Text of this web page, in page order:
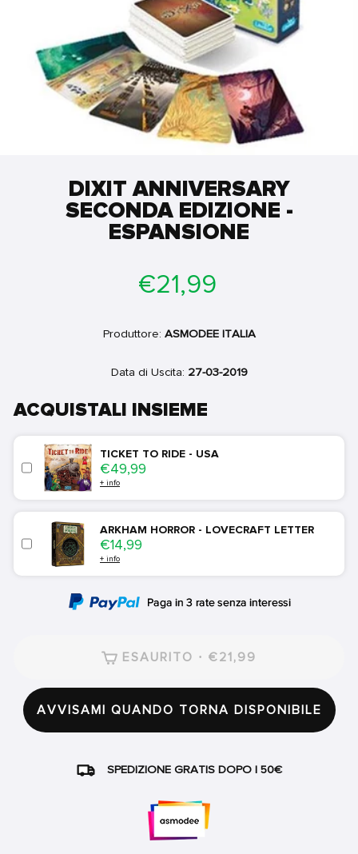
DIXIT ANNIVERSARY
SECONDA EDIZIONE -
ESPANSIONE
di
€21,99
Produttore: ASMODEE ITALIA
Data di Uscita: 27-03-2019
ACQUISTALI INSIEME
TICKET TO RIDE - USA
Price
€49,99
+ info
ARKHAM HORROR - LOVECRAFT LETTER
Price
€14,99
+ info
ESAURITO · €21,99
AVVISAMI QUANDO TORNA DISPONIBILE
SPEDIZIONE GRATIS DOPO I 50€